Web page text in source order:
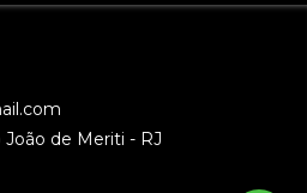
João de Meriti - RJ